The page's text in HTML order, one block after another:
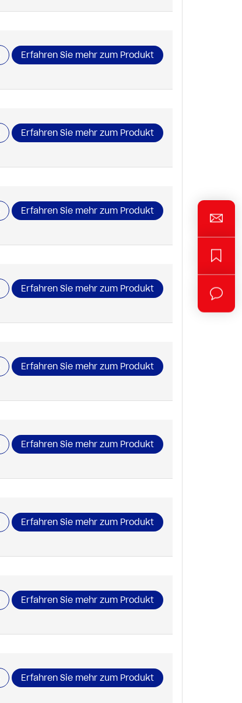
Erfahren Sie mehr zum Produkt
Erfahren Sie mehr zum Produkt
Erfahren Sie mehr zum Produkt
Erfahren Sie mehr zum Produkt
Erfahren Sie mehr zum Produkt
Erfahren Sie mehr zum Produkt
Erfahren Sie mehr zum Produkt
Erfahren Sie mehr zum Produkt
Erfahren Sie mehr zum Produkt